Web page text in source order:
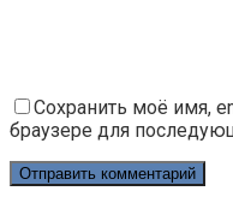
Сохранить моё имя,
браузере для